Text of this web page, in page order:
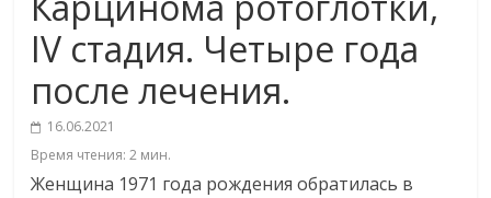
IV стадия. Четыре года
после лечения.
16.06.2021
Время чтения:2 мин.
Женщина 1971 года рождения обратилась в